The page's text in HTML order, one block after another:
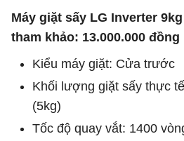
Máy giặt sấy LG Inverter 9kg
tham khảo: 13.000.000 đồng
Kiểu máy giặt: Cửa trước
Khối lượng giặt sấy thực
(5kg)
Tốc độ quay vắt: 1400